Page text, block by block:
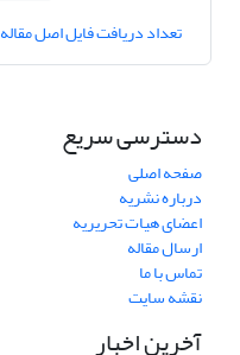
تعداد دریافت فایل اصل مقاله
دسترسی سریع
صفحه اصلی
درباره نشریه
اعضای هیات تحریریه
ارسال مقاله
تماس با ما
نقشه سایت
آخرین اخبار